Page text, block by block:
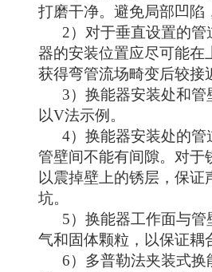
打磨干净。避免局部凹陷
2）对于垂直设置的管
器的安装位置应尽可能在
获得弯管流场畸变后较接
3）换能器安装处和管
以V法示例。
4）换能器安装处的管
管壁间不能有间隙。对于
以震掉壁上的锈层，保
坑。
5）换能器工作面与管
气和固体颗粒，以保证耦
6）多普勒法夹装式换